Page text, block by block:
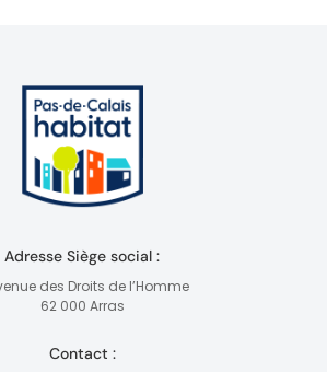
Adresse Siège social :
des Droits de l’Homme
62 000 Arras
Contact :